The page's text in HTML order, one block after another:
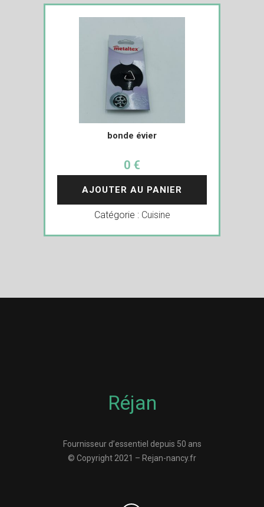
bonde évier
0 €
AJOUTER AU PANIER
Catégorie : Cuisine
Réjan
Fournisseur d’essentiel depuis 50 ans
© Copyright 2021 – Rejan-nancy.fr